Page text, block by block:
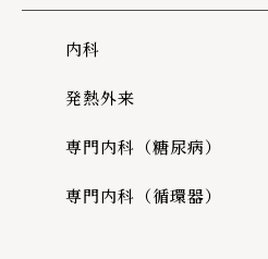
内科
発熱外来
専門内科（糖尿病）
専門内科（循環器）